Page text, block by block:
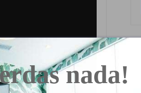
nada!